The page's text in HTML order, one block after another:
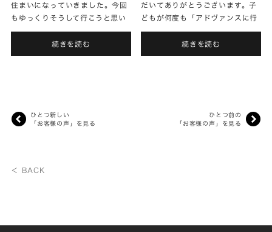
住まいになっていきました。今回
もゆっくりそうして行こうと思い
ます。私達にとって家は落ち着け
る場所でなくてはいけません。だ
からアドヴァンスさんはその最
続きを読む
だいてありがとうございます。子
どもが何度も「アドヴァンスに行
きたい！」と言っていたのが、懐
かしく思います。おかげさまで
日々楽しく過ごせています。引渡
続きを読む
ひとつ新しい
「お客様の声」を見る
ひとつ前の
「お客様の声」を見る
＜ BACK